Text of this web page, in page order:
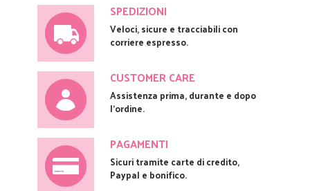
SPEDIZIONI
Veloci, sicure e tracciabili con
corriere espresso.
CUSTOMER CARE
Assistenza prima, durante e dopo
l'ordine.
PAGAMENTI
Sicuri tramite carte di credito,
Paypal e bonifico.